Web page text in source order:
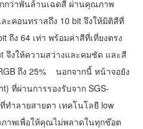
กว่าพันล้านเฉดสี ผ่านคุณภาพ
ะคอนทราสถึง 10 bit จึงให้มิติสีที่
ถึง 64 เท่า พร้อมค่าสีที่เที่ยงตรง
จึงให้ความสว่างและคมชัด และสี
ถึง 25% นอกจากนี้ หน้าจอยัง
ที่ผ่านการรองรับจาก SGS-
ทำลายสายตา เทคโนโลยี low
าพเพื่อให้คุณไม่พลาดในทุกช๊อต